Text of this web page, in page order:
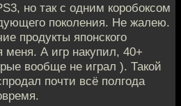
но так с одним коробоксом
поколения. Не жалею.
продукты японского
меня. А игр накупил, 40+
вообще не играл ). Такой
почти всё полгода